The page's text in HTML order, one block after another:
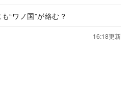
“ワノ国”が絡む？
16:18更新